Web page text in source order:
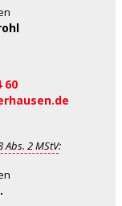
60
Abs. 2 MStV: